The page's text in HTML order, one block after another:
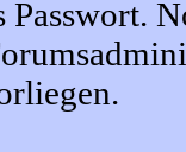
Passwort.